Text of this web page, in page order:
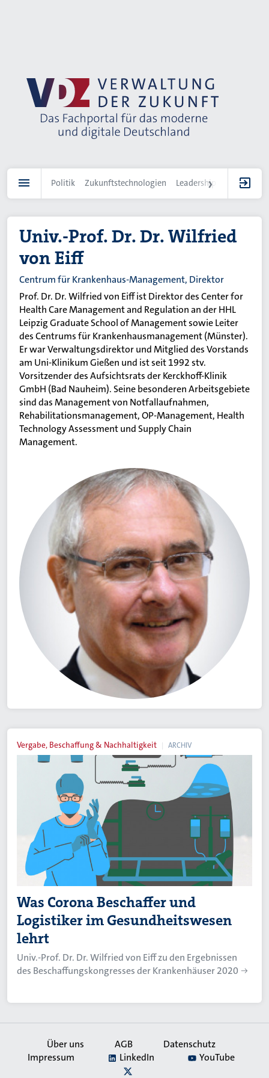
Politik Zukunftstechnologien Leadership IT-
Univ.-Prof. Dr. Dr. Wilfried
von Eiff
Centrum für Krankenhaus-Management, Direktor
Prof. Dr. Dr. Wilfried von Eiff ist Direktor des Center for
Health Care Management and Regulation an der HHL
Leipzig Graduate School of Management sowie Leiter
des Centrums für Krankenhausmanagement (Münster).
Er war Verwaltungsdirektor und Mitglied des Vorstands
am Uni-Klinikum Gießen und ist seit 1992 stv.
Vorsitzender des Aufsichtsrats der Kerckhoff-Klinik
GmbH (Bad Nauheim). Seine besonderen Arbeitsgebiete
sind das Management von Notfallaufnahmen,
Rehabilitationsmanagement, OP-Management, Health
Technology Assessment und Supply Chain
Management.
Vergabe, Beschaffung & Nachhaltigkeit ARCHIV
Was Corona Beschaffer und
Logistiker im Gesundheitswesen
lehrt
Univ.-Prof. Dr. Dr. Wilfried von Eiff zu den Ergebnissen
des Beschaffungskongresses der Krankenhäuser 2020
Secondary
Über uns AGB
Datenschutz
Impressum
LinkedIn
YouTube